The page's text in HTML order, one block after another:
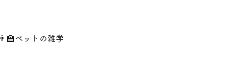
👨‍🏫ペットの雑学